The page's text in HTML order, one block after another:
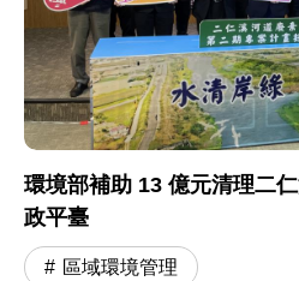
環境部補助 13 億元清理二
政平臺
區域環境管理